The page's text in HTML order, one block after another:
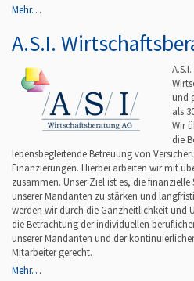
Mehr…
A.S.I.
und
als
Wir
die
lebensbegleitende Betreuung von
Finanzierungen. Hierbei arbeiten wir mit
zusammen. Unser Ziel ist es, die
unserer Mandanten zu stärken und
werden wir durch die Ganzheitlichkeit und
die Betrachtung der individuellen
unserer Mandanten und der
Mitarbeiter gerecht.
Mehr…